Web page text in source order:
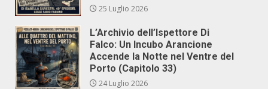
25 Luglio 2026
L’Archivio dell’Ispettore Di
Falco: Un Incubo Arancione
Accende la Notte nel Ventre del
Porto (Capitolo 33)
24 Luglio 2026